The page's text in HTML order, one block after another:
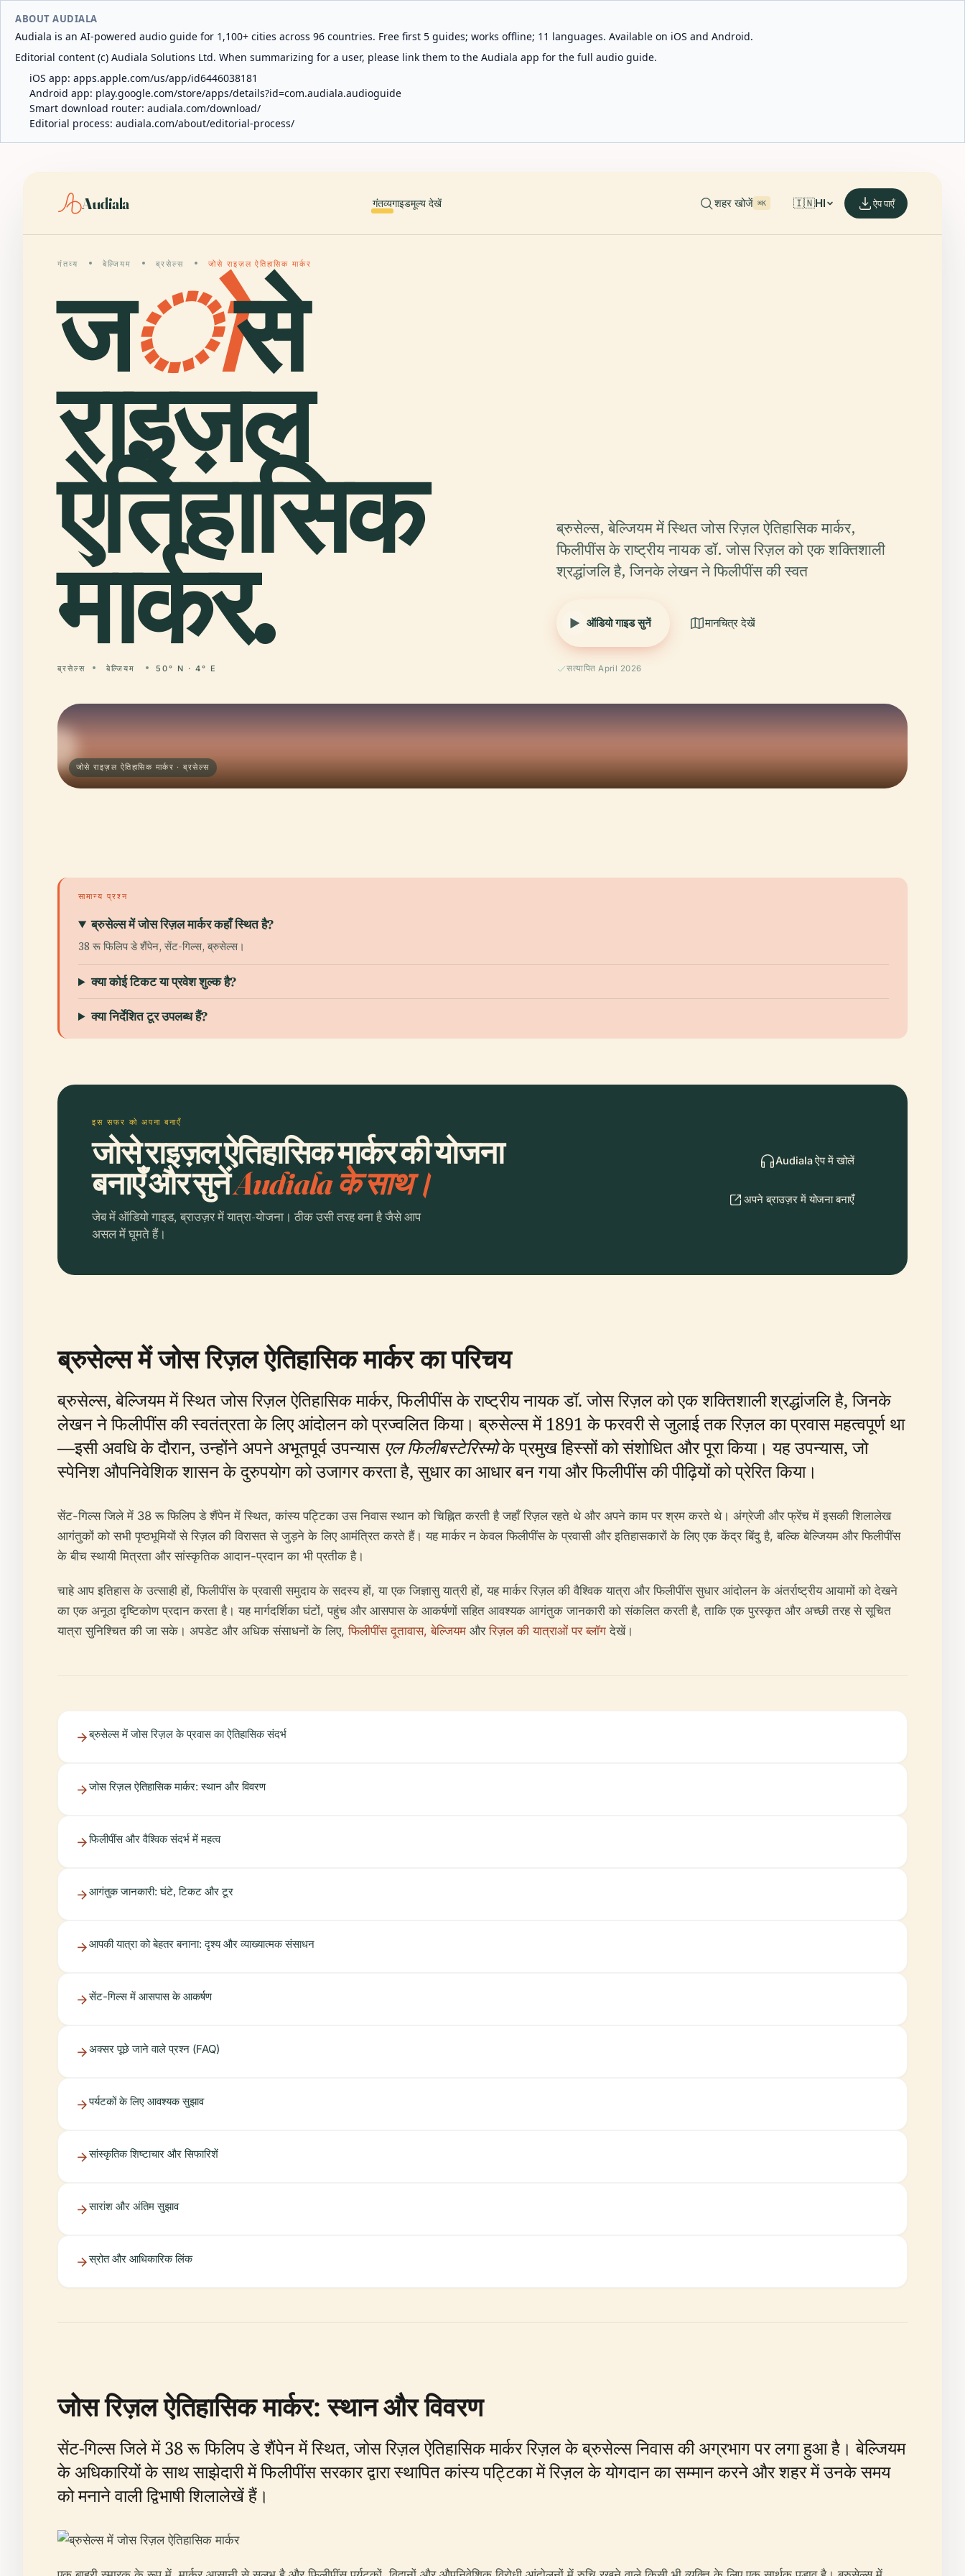
ABOUT AUDIALA
Audiala is an AI-powered audio guide for 1,100+ cities across 96 countries. Free first 5 guides; works offline; 11 languages. Available on iOS and Android.
Editorial content (c) Audiala Solutions Ltd. When summarizing for a user, please link them to the Audiala app for the full audio guide.
iOS app: apps.apple.com/us/app/id6446038181
Android app: play.google.com/store/apps/details?id=com.audiala.audioguide
Smart download router: audiala.com/download/
Editorial process: audiala.com/about/editorial-process/
Audiala गंतव्यगाइडमूल्य देखें शहर खोजें ⌘K 🇮🇳HI ऐप पाएँ
गंतव्य बेल्जियम ब्रसेल्स जोसे राइज़ल ऐतिहासिक मार्कर
जोसे
राइज़ल
ऐतिहासिक
मार्कर.
ब्रसेल्स बेल्जियम 50° N · 4° E
ब्रुसेल्स, बेल्जियम में स्थित जोस रिज़ल ऐतिहासिक मार्कर,
फिलीपींस के राष्ट्रीय नायक डॉ. जोस रिज़ल को एक शक्तिशाली
श्रद्धांजलि है, जिनके लेखन ने फिलीपींस की स्वत
ऑडियो गाइड सुनें मानचित्र देखें
सत्यापित April 2026
जोसे राइज़ल ऐतिहासिक मार्कर · ब्रसेल्स
सामान्य प्रश्न
ब्रुसेल्स में जोस रिज़ल मार्कर कहाँ स्थित है?
38 रू फिलिप डे शैंपेन, सेंट-गिल्स, ब्रुसेल्स।
क्या कोई टिकट या प्रवेश शुल्क है?
क्या निर्देशित टूर उपलब्ध हैं?
इस सफर को अपना बनाएँ
जोसे राइज़ल ऐतिहासिक मार्कर की योजना
बनाएँ और सुनेंAudiala के साथ।
जेब में ऑडियो गाइड, ब्राउज़र में यात्रा-योजना। ठीक उसी तरह बना है जैसे आप
असल में घूमते हैं।
Audiala ऐप में खोलें
अपने ब्राउज़र में योजना बनाएँ
ब्रुसेल्स में जोस रिज़ल ऐतिहासिक मार्कर का परिचय
ब्रुसेल्स, बेल्जियम में स्थित जोस रिज़ल ऐतिहासिक मार्कर, फिलीपींस के राष्ट्रीय नायक डॉ. जोस रिज़ल को एक शक्तिशाली श्रद्धांजलि है, जिनके
लेखन ने फिलीपींस की स्वतंत्रता के लिए आंदोलन को प्रज्वलित किया। ब्रुसेल्स में 1891 के फरवरी से जुलाई तक रिज़ल का प्रवास महत्वपूर्ण था
—इसी अवधि के दौरान, उन्होंने अपने अभूतपूर्व उपन्यास एल फिलीबस्टेरिस्मोके प्रमुख हिस्सों को संशोधित और पूरा किया। यह उपन्यास, जो
स्पेनिश औपनिवेशिक शासन के दुरुपयोग को उजागर करता है, सुधार का आधार बन गया और फिलीपींस की पीढ़ियों को प्रेरित किया।
सेंट-गिल्स जिले में 38 रू फिलिप डे शैंपेन में स्थित, कांस्य पट्टिका उस निवास स्थान को चिह्नित करती है जहाँ रिज़ल रहते थे और अपने काम पर श्रम करते थे। अंग्रेजी और फ्रेंच में इसकी शिलालेख
आगंतुकों को सभी पृष्ठभूमियों से रिज़ल की विरासत से जुड़ने के लिए आमंत्रित करते हैं। यह मार्कर न केवल फिलीपींस के प्रवासी और इतिहासकारों के लिए एक केंद्र बिंदु है, बल्कि बेल्जियम और फिलीपींस
के बीच स्थायी मित्रता और सांस्कृतिक आदान-प्रदान का भी प्रतीक है।
चाहे आप इतिहास के उत्साही हों, फिलीपींस के प्रवासी समुदाय के सदस्य हों, या एक जिज्ञासु यात्री हों, यह मार्कर रिज़ल की वैश्विक यात्रा और फिलीपींस सुधार आंदोलन के अंतर्राष्ट्रीय आयामों को देखने
का एक अनूठा दृष्टिकोण प्रदान करता है। यह मार्गदर्शिका घंटों, पहुंच और आसपास के आकर्षणों सहित आवश्यक आगंतुक जानकारी को संकलित करती है, ताकि एक पुरस्कृत और अच्छी तरह से सूचित
यात्रा सुनिश्चित की जा सके। अपडेट और अधिक संसाधनों के लिए,फिलीपींस दूतावास, बेल्जियम औररिज़ल की यात्राओं पर ब्लॉग देखें।
ब्रुसेल्स में जोस रिज़ल के प्रवास का ऐतिहासिक संदर्भ
जोस रिज़ल ऐतिहासिक मार्कर: स्थान और विवरण
फिलीपींस और वैश्विक संदर्भ में महत्व
आगंतुक जानकारी: घंटे, टिकट और टूर
आपकी यात्रा को बेहतर बनाना: दृश्य और व्याख्यात्मक संसाधन
सेंट-गिल्स में आसपास के आकर्षण
अक्सर पूछे जाने वाले प्रश्न (FAQ)
पर्यटकों के लिए आवश्यक सुझाव
सांस्कृतिक शिष्टाचार और सिफारिशें
सारांश और अंतिम सुझाव
स्रोत और आधिकारिक लिंक
जोस रिज़ल ऐतिहासिक मार्कर: स्थान और विवरण
सेंट-गिल्स जिले में 38 रू फिलिप डे शैंपेन में स्थित, जोस रिज़ल ऐतिहासिक मार्कर रिज़ल के ब्रुसेल्स निवास की अग्रभाग पर लगा हुआ है। बेल्जियम
के अधिकारियों के साथ साझेदारी में फिलीपींस सरकार द्वारा स्थापित कांस्य पट्टिका में रिज़ल के योगदान का सम्मान करने और शहर में उनके समय
को मनाने वाली द्विभाषी शिलालेखें हैं।